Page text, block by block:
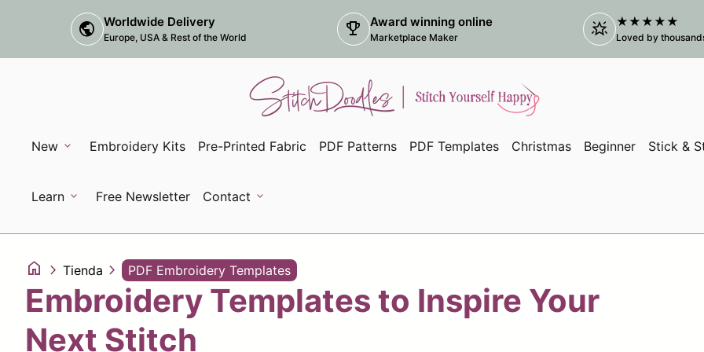
public Worldwide Delivery
Europe, USA & Rest of the World trophy Award winning online
Marketplace Maker star_shine ★★★★★
Loved by (el
Inicio
New expand_more Embroidery Kits
(el enlace se abre en una nueva pestaña/ventana)
Pre-Printed Fabric PDF Patterns PDF Templates Christmas Beginner Stick &
Learn expand_more Free Newsletter
(el enlace se abre en una nueva pestaña/ventana)
Contact expand_more
home chevron_right Tienda chevron_right PDF Embroidery Templates
Embroidery Templates to Inspire Your
Next Stitch